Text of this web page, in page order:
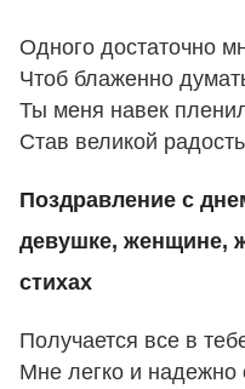
Одного достаточно
Чтоб блаженно
Ты меня навек
Став великой
Поздравление с
девушке, женщине,
стихах
Получается все в
Мне легко и надежно